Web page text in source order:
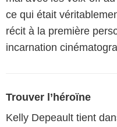
ce qui était
récit à la première
incarnation
Trouver l’héroïne
Kelly Depeault tient